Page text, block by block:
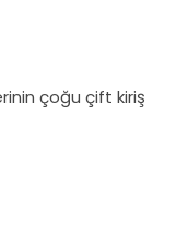
çoğu çift kiriş